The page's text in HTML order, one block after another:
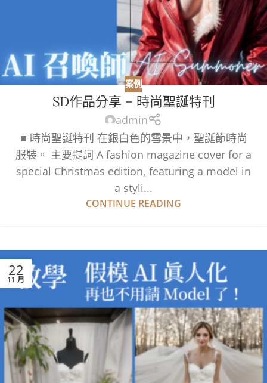
案例
SD作品分享 – 時尚聖誕特刊
admin
■ 時尚聖誕特刊 在銀白色的雪景中，聖誕節時尚
服裝。 主要提詞 A fashion magazine cover for a
special Christmas edition, featuring a model in
a styli...
CONTINUE READING
22
11 月